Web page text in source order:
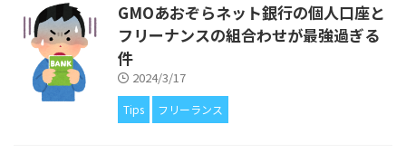
GMOあおぞらネット銀行の個人口座と
フリーナンスの組合わせが最強過ぎる
件
2024/3/17
Tips フリーランス